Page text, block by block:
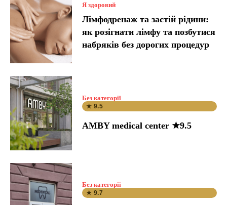
Я здоровий
Лімфодренаж та застій рідини:
як розігнати лімфу та позбутися
набряків без дорогих процедур
Без категорії
★ 9.5
AMBY medical center ★9.5
Без категорії
★ 9.7